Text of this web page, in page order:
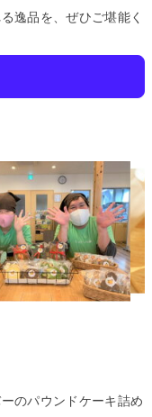
逸品を、ぜひご堪能く
のパウンドケーキ詰め